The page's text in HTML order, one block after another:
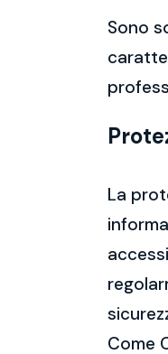
Sono
La
Come